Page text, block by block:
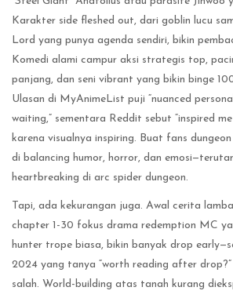
Karakter side fleshed out, dari goblin lucu
Lord yang punya agenda sendiri, bikin
Komedi alami campur aksi strategis top,
panjang, dan seni vibrant yang bikin binge
Ulasan di MyAnimeList puji “nuanced
waiting,” sementara Reddit sebut “inspired
karena visualnya inspiring. Buat fans
di balancing humor, horror, dan
heartbreaking di arc spider dungeon.
Tapi, ada kekurangan juga. Awal cerita
chapter 1-30 fokus drama redemption MC
hunter trope biasa, bikin banyak drop
2024 yang tanya “worth reading after
salah. World-building atas tanah kurang